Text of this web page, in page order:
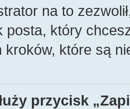
na to
posta, który
kroków, które są
przycisk